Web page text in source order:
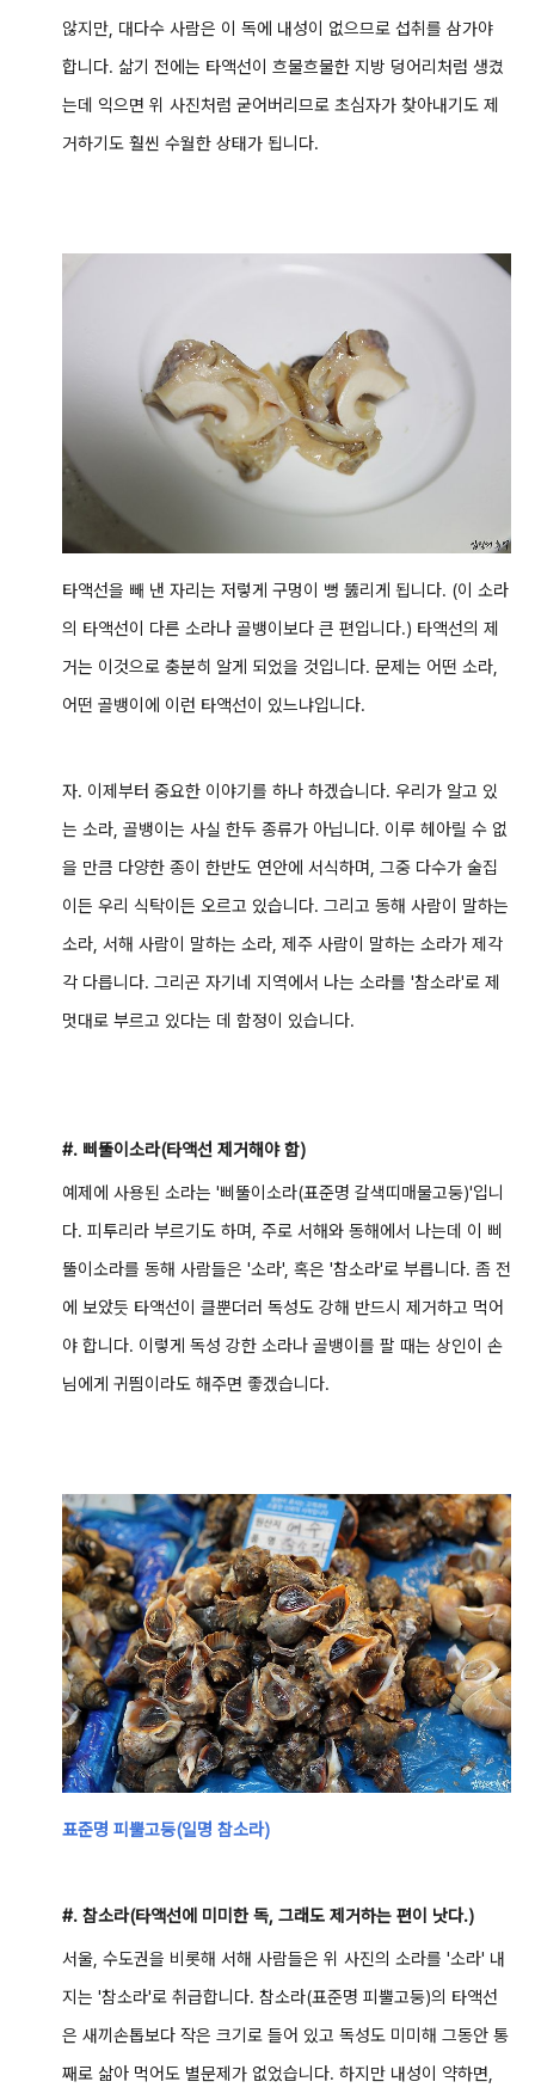
않지만, 대다수 사람은 이 독에 내성이 없으므로 섭취를 삼가야
합니다. 삶기 전에는 타액선이 흐물흐물한 지방 덩어리처럼 생겼
는데 익으면 위 사진처럼 굳어버리므로 초심자가 찾아내기도 제
거하기도 훨씬 수월한 상태가 됩니다.
타액선을 빼 낸 자리는 저렇게 구멍이 뻥 뚫리게 됩니다. (이 소라
의 타액선이 다른 소라나 골뱅이보다 큰 편입니다.) 타액선의 제
거는 이것으로 충분히 알게 되었을 것입니다. 문제는 어떤 소라,
어떤 골뱅이에 이런 타액선이 있느냐입니다.
자. 이제부터 중요한 이야기를 하나 하겠습니다. 우리가 알고 있
는 소라, 골뱅이는 사실 한두 종류가 아닙니다. 이루 헤아릴 수 없
을 만큼 다양한 종이 한반도 연안에 서식하며, 그중 다수가 술집
이든 우리 식탁이든 오르고 있습니다. 그리고 동해 사람이 말하는
소라, 서해 사람이 말하는 소라, 제주 사람이 말하는 소라가 제각
각 다릅니다. 그리곤 자기네 지역에서 나는 소라를 '참소라'로 제
멋대로 부르고 있다는 데 함정이 있습니다.
#. 삐뚤이소라(타액선 제거해야 함)
예제에 사용된 소라는 '삐뚤이소라(표준명 갈색띠매물고둥)'입니
다. 피투리라 부르기도 하며, 주로 서해와 동해에서 나는데 이 삐
뚤이소라를 동해 사람들은 '소라', 혹은 '참소라'로 부릅니다. 좀 전
에 보았듯 타액선이 클뿐더러 독성도 강해 반드시 제거하고 먹어
야 합니다. 이렇게 독성 강한 소라나 골뱅이를 팔 때는 상인이 손
님에게 귀띔이라도 해주면 좋겠습니다.
표준명 피뿔고둥(일명 참소라)
#. 참소라(타액선에 미미한 독, 그래도 제거하는 편이 낫다.)
서울, 수도권을 비롯해 서해 사람들은 위 사진의 소라를 '소라' 내
지는 '참소라'로 취급합니다. 참소라(표준명 피뿔고둥)의 타액선
은 새끼손톱보다 작은 크기로 들어 있고 독성도 미미해 그동안 통
째로 삶아 먹어도 별문제가 없었습니다. 하지만 내성이 약하면,